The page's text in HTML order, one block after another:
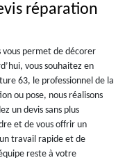
réparation
permet de décorer
vous souhaitez en
63, le professionnel de la
ou pose, nous réalisons
un devis sans plus
et de vous offrir un
travail rapide et de
reste à votre